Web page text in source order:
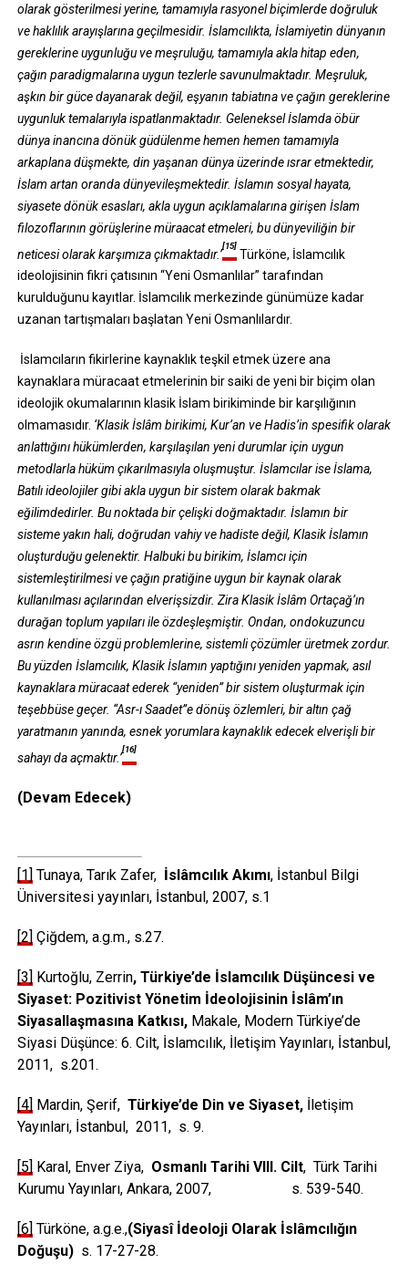
olarak gösterilmesi yerine, tamamıyla rasyonel biçimlerde doğruluk
ve haklılık arayışlarına geçilmesidir. İslamcılıkta, İslamiyetin dünyanın
gereklerine uygunluğu ve meşruluğu, tamamıyla akla hitap eden,
çağın paradigmalarına uygun tezlerle savunulmaktadır. Meşruluk,
aşkın bir güce dayanarak değil, eşyanın tabiatına ve çağın gereklerine
uygunluk temalarıyla ispatlanmaktadır. Geleneksel İslamda öbür
dünya inancına dönük güdülenme hemen hemen tamamıyla
arkaplana düşmekte, din yaşanan dünya üzerinde ısrar etmektedir,
İslam artan oranda dünyevileşmektedir. İslamın sosyal hayata,
siyasete dönük esasları, akla uygun açıklamalarına girişen İslam
filozoflarının görüşlerine müraacat etmeleri, bu dünyeviliğin bir
neticesi olarak karşımıza çıkmaktadır.’
[15]
Türköne, İslamcılık
ideolojisinin fikri çatısının “Yeni Osmanlılar” tarafından
kurulduğunu kayıtlar. İslamcılık merkezinde günümüze kadar
uzanan tartışmaları başlatan Yeni Osmanlılardır.
İslamcıların fikirlerine kaynaklık teşkil etmek üzere ana
kaynaklara müracaat etmelerinin bir saiki de yeni bir biçim olan
ideolojik okumalarının klasik İslam birikiminde bir karşılığının
olmamasıdır. ‘Klasik İslâm birikimi, Kur’an ve Hadis’in spesifik olarak
anlattığını hükümlerden, karşılaşılan yeni durumlar için uygun
metodlarla hüküm çıkarılmasıyla oluşmuştur. İslamcılar ise İslama,
Batılı ideolojiler gibi akla uygun bir sistem olarak bakmak
eğilimdedirler. Bu noktada bir çelişki doğmaktadır. İslamın bir
sisteme yakın hali, doğrudan vahiy ve hadiste değil, Klasik İslamın
oluşturduğu gelenektir. Halbuki bu birikim, İslamcı için
sistemleştirilmesi ve çağın pratiğine uygun bir kaynak olarak
kullanılması açılarından elverişsizdir. Zira Klasik İslâm Ortaçağ’ın
durağan toplum yapıları ile özdeşleşmiştir. Ondan, ondokuzuncu
asrın kendine özgü problemlerine, sistemli çözümler üretmek zordur.
Bu yüzden İslamcılık, Klasik İslamın yaptığını yeniden yapmak, asıl
kaynaklara müracaat ederek “yeniden” bir sistem oluşturmak için
teşebbüse geçer. “Asr-ı Saadet”e dönüş özlemleri, bir altın çağ
yaratmanın yanında, esnek yorumlara kaynaklık edecek elverişli bir
sahayı da açmaktır.’
[16]
(Devam Edecek)
[1] Tunaya, Tarık Zafer, İslâmcılık Akımı, İstanbul Bilgi
Üniversitesi yayınları, İstanbul, 2007, s.1
[2] Çiğdem, a.g.m., s.27.
[3] Kurtoğlu, Zerrin, Türkiye’de İslamcılık Düşüncesi ve
Siyaset: Pozitivist Yönetim İdeolojisinin İslâm’ın
Siyasallaşmasına Katkısı, Makale, Modern Türkiye’de
Siyasi Düşünce: 6. Cilt, İslamcılık, İletişim Yayınları, İstanbul,
2011, s.201.
[4] Mardin, Şerif,Türkiye’de Din ve Siyaset,İletişim
Yayınları, İstanbul, 2011, s. 9.
[5] Karal, Enver Ziya,Osmanlı Tarihi VIII. Cilt, Türk Tarihi
Kurumu Yayınları, Ankara, 2007, s. 539-540.
[6] Türköne, a.g.e.,(Siyasî İdeoloji Olarak İslâmcılığın
Doğuşu) s. 17-27-28.